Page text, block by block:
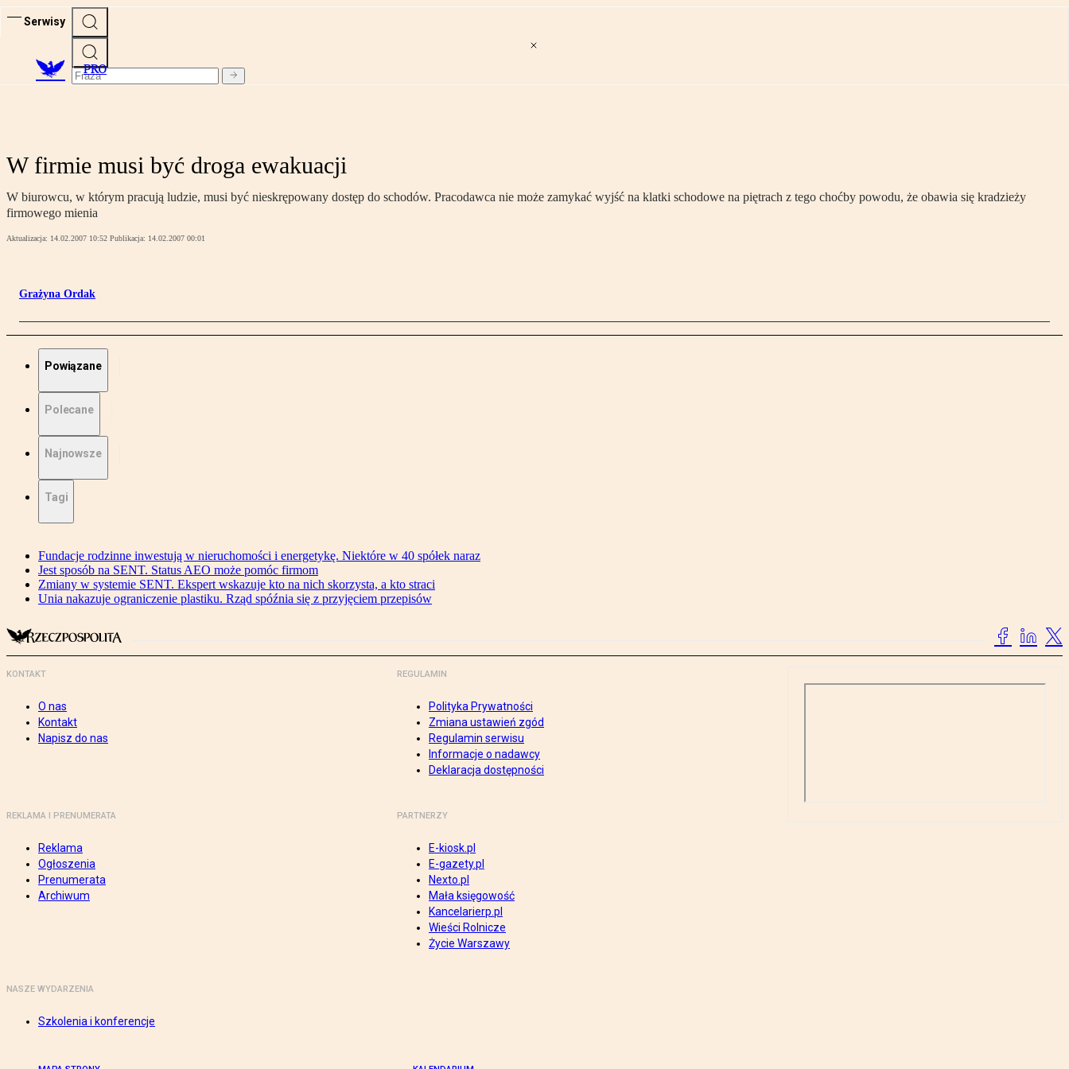
Serwisy
PRO
W firmie musi być droga ewakuacji
W biurowcu, w którym pracują ludzie, musi być nieskrępowany dostęp do schodów. Pracodawca nie może zamykać wyjść na klatki schodowe na piętrach z tego choćby powodu, że obawia się kradzieży
firmowego mienia
Aktualizacja: 14.02.2007 10:52 Publikacja: 14.02.2007 00:01
Grażyna Ordak
Powiązane
Polecane
Najnowsze
Tagi
Fundacje rodzinne inwestują w nieruchomości i energetykę. Niektóre w 40 spółek naraz
Jest sposób na SENT. Status AEO może pomóc firmom
Zmiany w systemie SENT. Ekspert wskazuje kto na nich skorzysta, a kto straci
Unia nakazuje ograniczenie plastiku. Rząd spóźnia się z przyjęciem przepisów
KONTAKT
O nas
Kontakt
Napisz do nas
REGULAMIN
Polityka Prywatności
Zmiana ustawień zgód
Regulamin serwisu
Informacje o nadawcy
Deklaracja dostępności
REKLAMA I PRENUMERATA
Reklama
Ogłoszenia
Prenumerata
Archiwum
PARTNERZY
E-kiosk.pl
E-gazety.pl
Nexto.pl
Mała księgowość
Kancelarierp.pl
Wieści Rolnicze
Życie Warszawy
NASZE WYDARZENIA
Szkolenia i konferencje